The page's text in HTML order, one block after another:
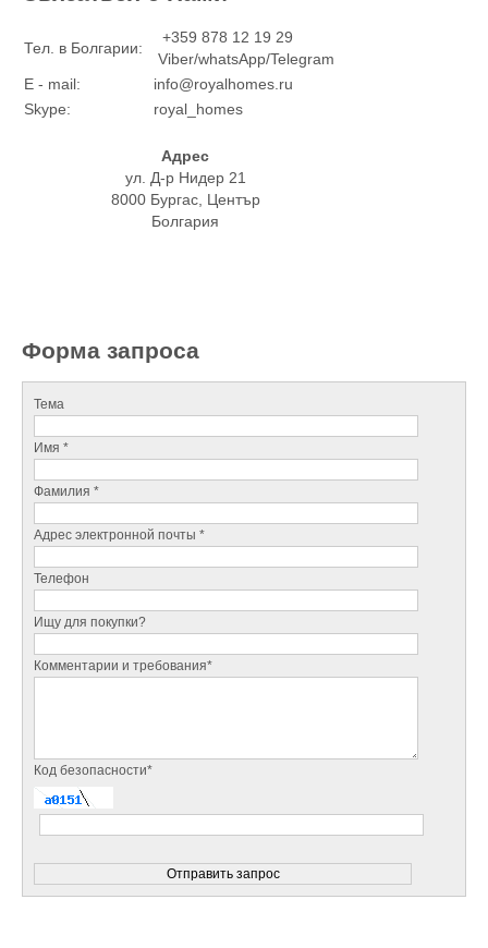
Тел. в Болгарии:
+359 878 12 19 29
Viber/whatsApp/Telegram
E - mail:
info@royalhomes.ru
Skype:
royal_homes
Адрес
ул. Д-р Нидер 21
8000 Бургас, Център
Болгария
Форма запроса
Тема
Имя *
Фамилия *
Адрес электронной почты *
Телефон
Ищу для покупки?
Комментарии и требования*
Код безопасности*